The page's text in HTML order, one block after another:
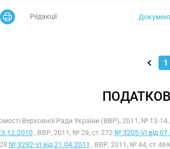
Редакції
1
Верховної Ради України (ВВР), 2011, № 13-
, ВВР, 2011, № 29, ст.272 № 3205-VI від
№ 3292-VI від 21.04.2011 , ВВР, 2011, № 44, ст.469